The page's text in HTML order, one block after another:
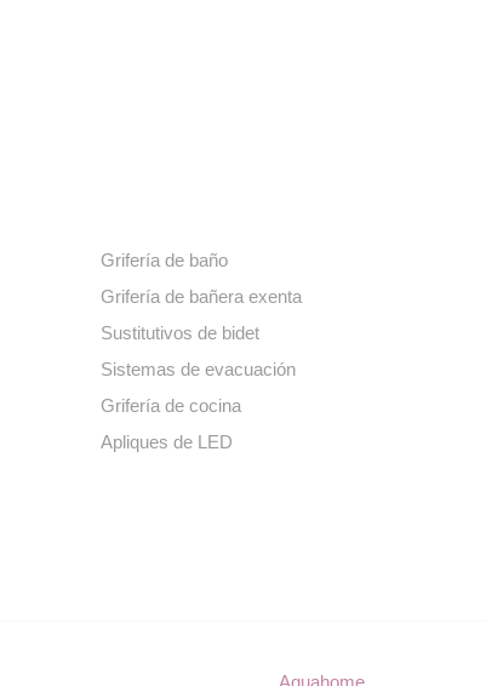
Grifería de baño
Grifería de bañera exenta
Sustitutivos de bidet
Sistemas de evacuación
Grifería de cocina
Apliques de LED
Aquahome